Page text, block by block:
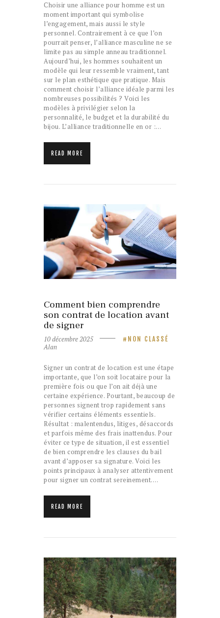
Choisir une alliance pour homme est un
moment important qui symbolise
l’engagement, mais aussi le style
personnel. Contrairement à ce que l’on
pourrait penser, l’alliance masculine ne se
limite pas au simple anneau traditionnel.
Aujourd’hui, les hommes souhaitent un
modèle qui leur ressemble vraiment, tant
sur le plan esthétique que pratique. Mais
comment choisir l’alliance idéale parmi les
nombreuses possibilités ? Voici les
modèles à privilégier selon la
personnalité, le budget et la durabilité du
bijou. L’alliance traditionnelle en or :…
READ MORE
10 décembre 2025
NON CLASSÉ
Comment bien comprendre
son contrat de location avant
de signer
10 décembre 2025 NON CLASSÉ
Alan
Signer un contrat de location est une étape
importante, que l’on soit locataire pour la
première fois ou que l’on ait déjà une
certaine expérience. Pourtant, beaucoup de
personnes signent trop rapidement sans
vérifier certains éléments essentiels.
Résultat : malentendus, litiges, désaccords
et parfois même des frais inattendus. Pour
éviter ce type de situation, il est essentiel
de bien comprendre les clauses du bail
avant d’apposer sa signature. Voici les
points principaux à analyser attentivement
pour signer un contrat sereinement.…
READ MORE